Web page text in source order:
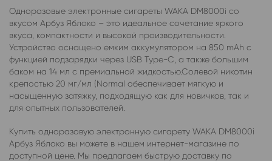
Одноразовые электронные сигареты WAKA DM8000i со
вкусом Арбуз Яблоко – это идеальное сочетание яркого
вкуса, компактности и высокой производительности.
Устройство оснащено емким аккумулятором на 850 mAh с
функцией подзарядки через USB Type-C, а также большим
баком на 14 мл с премиальной жидкостью.Солевой никотин
крепостью 20 мг/мл (Normal обеспечивает мягкую и
насыщенную затяжку, подходящую как для новичков, так и
для опытных пользователей.
Купить одноразовую электронную сигарету WAKA DM8000i
Арбуз Яблоко вы можете в нашем интернет-магазине по
доступной цене. Мы предлагаем быструю доставку по